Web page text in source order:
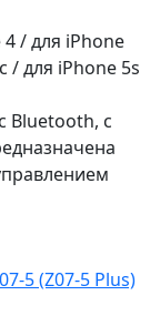
/ для iPhone
/ для iPhone 5s
Bluetooth, с
5 (Z07-5 Plus)